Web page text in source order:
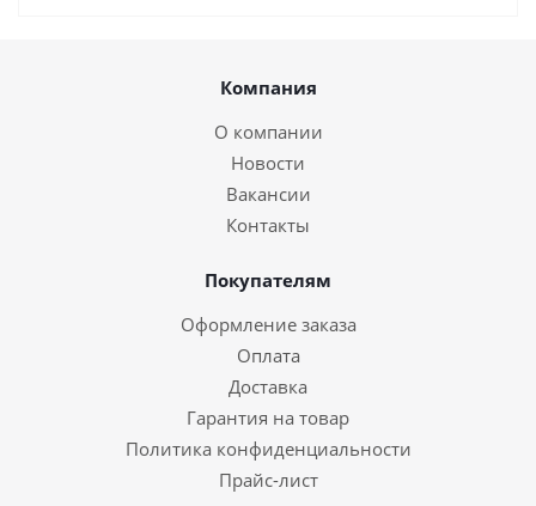
Компания
О компании
Новости
Вакансии
Контакты
Покупателям
Оформление заказа
Оплата
Доставка
Гарантия на товар
Политика конфиденциальности
Прайс-лист